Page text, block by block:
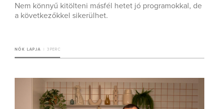
Nem könnyű kitölteni másfél hetet jó programokkal, de
a következőkkel sikerülhet.
NŐK LAPJA 3 PERC